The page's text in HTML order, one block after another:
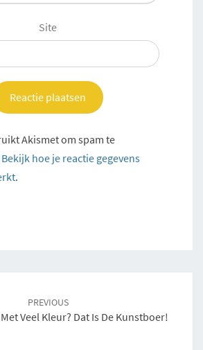
Site
Akismet om spam te
Bekijk hoe je reactie gegevens
.
PREVIOUS
Veel Kleur? Dat Is De Kunstboer!